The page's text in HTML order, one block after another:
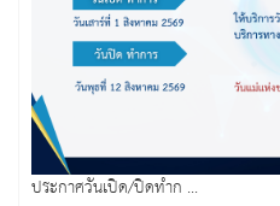
ประกาศวันเปิด/ปิดทำก ...